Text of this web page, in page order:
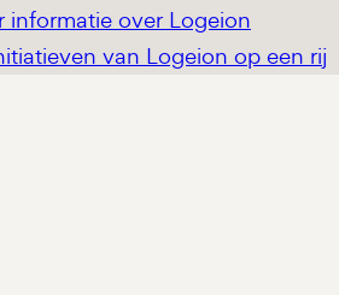
informatie over Logeion
van Logeion op een rij